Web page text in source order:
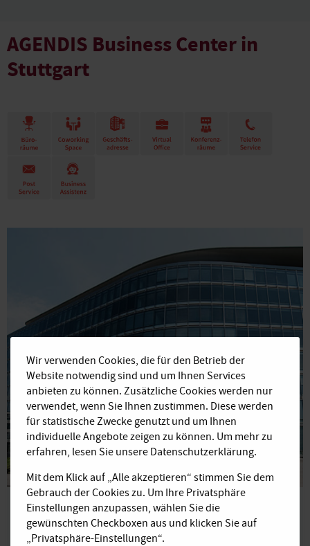
AGENDIS Business Center in
Stuttgart
Stuttgart Innenstadt
Heilbronner Straße
Wir verwenden Cookies, die für den Betrieb der
Website notwendig sind und um Ihnen Services
anbieten zu können. Zusätzliche Cookies werden nur
verwendet, wenn Sie Ihnen zustimmen. Diese werden
für statistische Zwecke genutzt und um Ihnen
individuelle Angebote zeigen zu können. Um mehr zu
erfahren, lesen Sie unsere Datenschutzerklärung.
Mit dem Klick auf „Alle akzeptieren“ stimmen Sie dem
Gebrauch der Cookies zu. Um Ihre Privatsphäre
Einstellungen anzupassen, wählen Sie die
gewünschten Checkboxen aus und klicken Sie auf
„Privatsphäre-Einstellungen“.